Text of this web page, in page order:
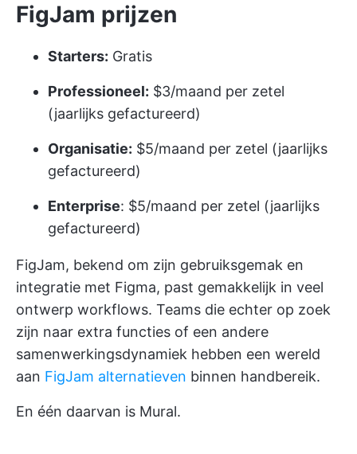
FigJam prijzen
Starters: Gratis
Professioneel: $3/maand per zetel
(jaarlijks gefactureerd)
Organisatie: $5/maand per zetel (jaarlijks
gefactureerd)
Enterprise: $5/maand per zetel (jaarlijks
gefactureerd)
FigJam, bekend om zijn gebruiksgemak en
integratie met Figma, past gemakkelijk in veel
ontwerp workflows. Teams die echter op zoek
zijn naar extra functies of een andere
samenwerkingsdynamiek hebben een wereld
aan FigJam alternatieven binnen handbereik.
En één daarvan is Mural.